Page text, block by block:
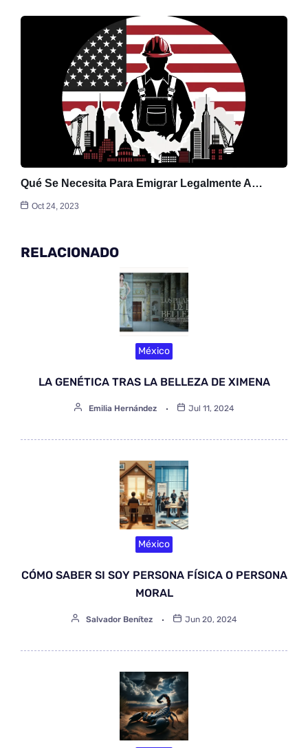
Qué Se Necesita Para Emigrar Legalmente A…
Oct 24, 2023
RELACIONADO
México
LA GENÉTICA TRAS LA BELLEZA DE XIMENA
Emilia Hernández Jul 11, 2024
México
CÓMO SABER SI SOY PERSONA FÍSICA O PERSONA
MORAL
Salvador Benítez Jun 20, 2024